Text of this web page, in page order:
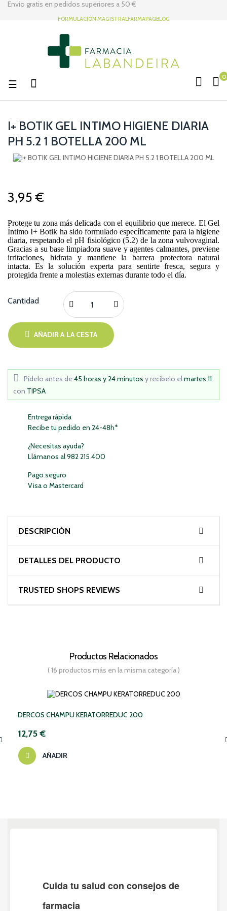
Envío gratis en pedidos superiores a 50 €
FORMULACIÓN MAGISTRALFARMAPAQBLOG
0
Navegación
palanca
☰
I+ BOTIK GEL INTIMO HIGIENE DIARIA
PH 5.2 1 BOTELLA 200 ML
3,95 €
Protege tu zona más delicada con el equilibrio que merece. El Gel
Íntimo I+ Botik ha sido formulado específicamente para la higiene
diaria, respetando el pH fisiológico (5.2) de la zona vulvovaginal.
Gracias a su base limpiadora suave y agentes calmantes, previene
irritaciones, hidrata y mantiene la barrera protectora natural
intacta. Es la solución experta para sentirte fresca, segura y
protegida frente a molestias externas durante todo el día.
Cantidad
AÑADIR A LA CESTA
Pídelo antes de45 horas y 24 minutos y recíbelo elmartes 11
con TIPSA
Entrega rápida
Recibe tu pedido en 24-48h*
¿Necesitas ayuda?
Llámanos al 982 215 400
Pago seguro
Visa o Mastercard
DESCRIPCIÓN
DETALLES DEL PRODUCTO
TRUSTED SHOPS REVIEWS
Productos Relacionados
( 16 productos más en la misma categoría )
DERCOS CHAMPU KERATORREDUC 200
12,75 €
AÑADIR